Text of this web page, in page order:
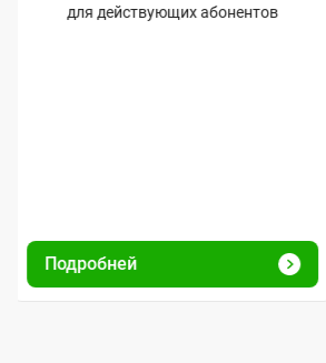
для действующих абонентов
Подробней